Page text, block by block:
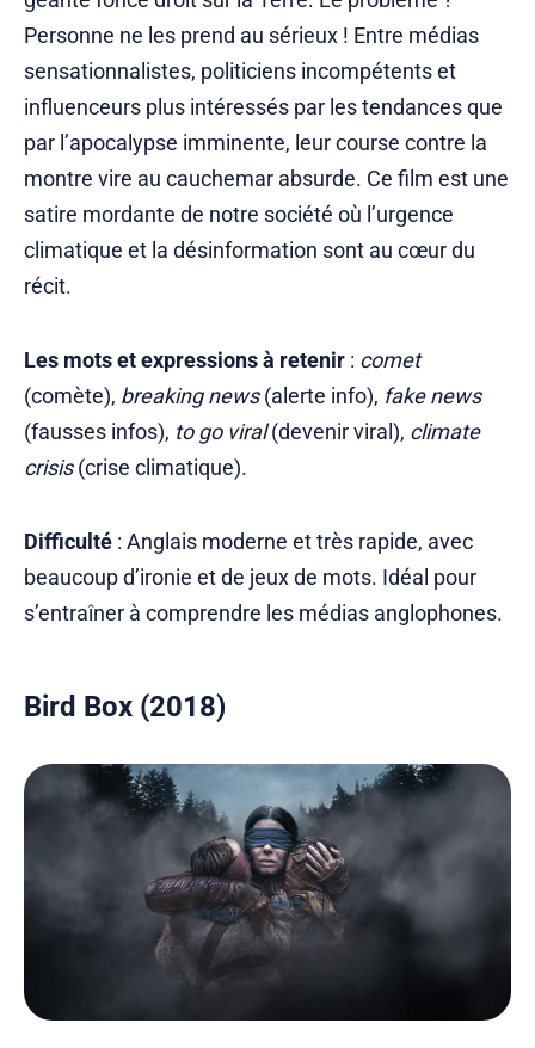
Personne ne les prend au sérieux ! Entre médias
sensationnalistes, politiciens incompétents et
influenceurs plus intéressés par les tendances que
par l’apocalypse imminente, leur course contre la
montre vire au cauchemar absurde. Ce film est une
satire mordante de notre société où l’urgence
climatique et la désinformation sont au cœur du
récit.
Les mots et expressions à retenir : comet
(comète), breaking news(alerte info), fake news
(fausses infos), to go viral(devenir viral), climate
crisis(crise climatique).
Difficulté : Anglais moderne et très rapide, avec
beaucoup d’ironie et de jeux de mots. Idéal pour
s’entraîner à comprendre les médias anglophones.
Bird Box (2018)